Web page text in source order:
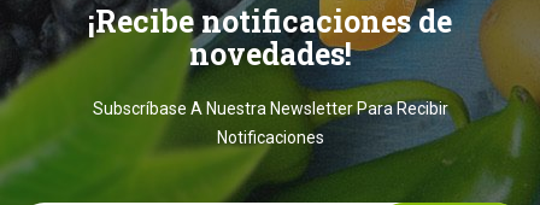
¡Recibe notificaciones de
novedades!
Subscríbase A Nuestra Newsletter Para Recibir
Notificaciones